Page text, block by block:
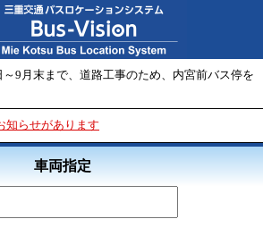
～9月末まで、道路工事のため、内宮前バス停を
知らせがあります
車両指定